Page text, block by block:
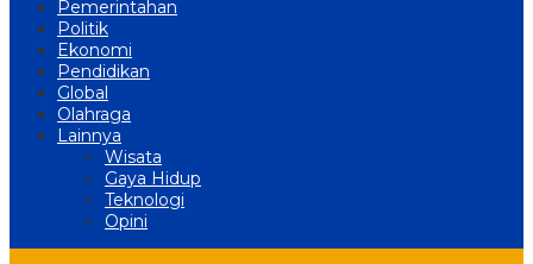
Pemerintahan
Politik
Ekonomi
Pendidikan
Global
Olahraga
Lainnya
Wisata
Gaya Hidup
Teknologi
Opini